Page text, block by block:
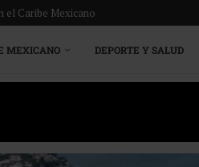
el Caribe Mexicano
MEXICANO DEPORTE Y SALUD